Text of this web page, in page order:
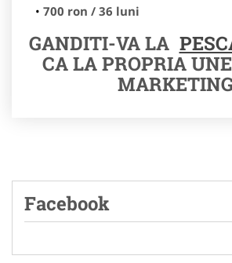
700 ron / 36 luni
GANDITI-VA LA
CA LA PROPRIA
MARKETING
Facebook